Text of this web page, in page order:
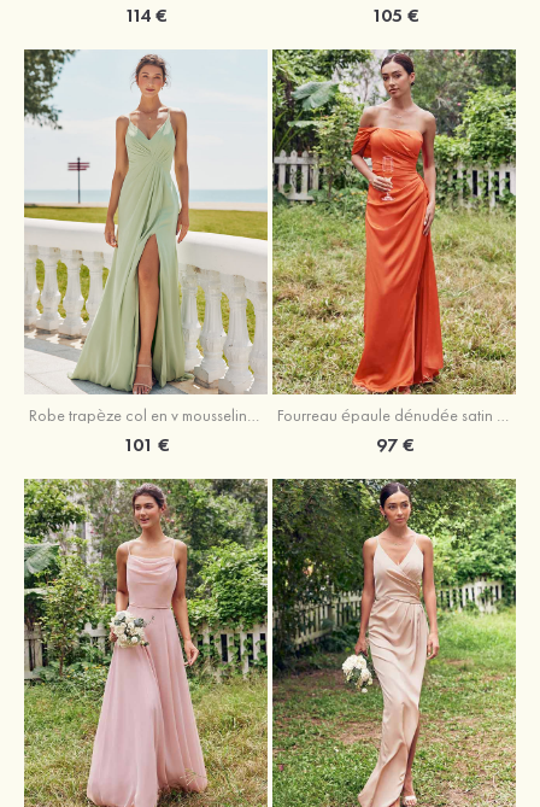
114 € 105 €
Robe trapèze col en v mousseline ras du sol robe de demoiselle d'honneur
101 €
Fourreau épaule dénudée satin extensible ras du sol robe de demoiselle d'honneur
97 €